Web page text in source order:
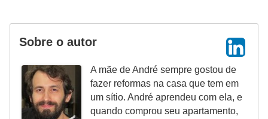
Sobre o autor
A mãe de André sempre gostou de
fazer reformas na casa que tem em
um sítio. André aprendeu com ela, e
quando comprou seu apartamento,